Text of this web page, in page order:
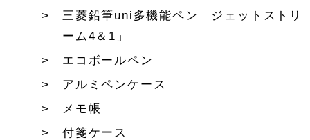
三菱鉛筆uni多機能ペン「ジェットストリ
ーム4＆1」
エコボールペン
アルミペンケース
メモ帳
付箋ケース